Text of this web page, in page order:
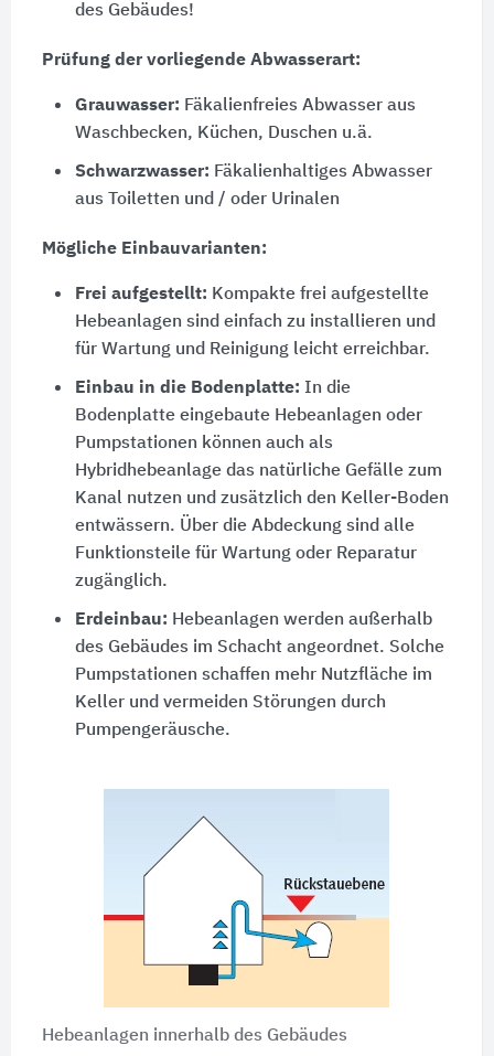
des Gebäudes!
Prüfung der vorliegende Abwasserart:
Grauwasser: Fäkalienfreies Abwasser aus
Waschbecken, Küchen, Duschen u.ä.
Schwarzwasser: Fäkalienhaltiges Abwasser
aus Toiletten und / oder Urinalen
Mögliche Einbauvarianten:
Frei aufgestellt: Kompakte frei aufgestellte
Hebeanlagen sind einfach zu installieren und
für Wartung und Reinigung leicht erreichbar.
Einbau in die Bodenplatte: In die
Bodenplatte eingebaute Hebeanlagen oder
Pumpstationen können auch als
Hybridhebeanlage das natürliche Gefälle zum
Kanal nutzen und zusätzlich den Keller-Boden
entwässern. Über die Abdeckung sind alle
Funktionsteile für Wartung oder Reparatur
zugänglich.
Erdeinbau: Hebeanlagen werden außerhalb
des Gebäudes im Schacht angeordnet. Solche
Pumpstationen schaffen mehr Nutzfläche im
Keller und vermeiden Störungen durch
Pumpengeräusche.
Hebeanlagen innerhalb des Gebäudes